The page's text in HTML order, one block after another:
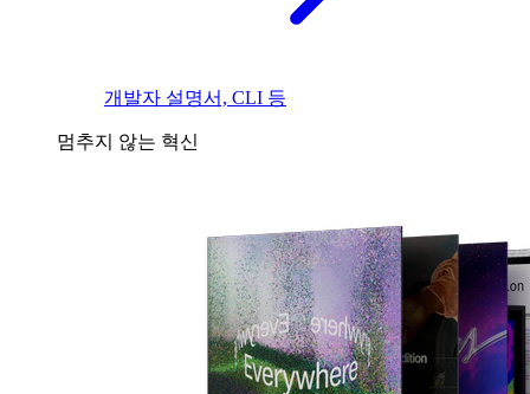
개발자 설명서, CLI 등
멈추지 않는 혁신